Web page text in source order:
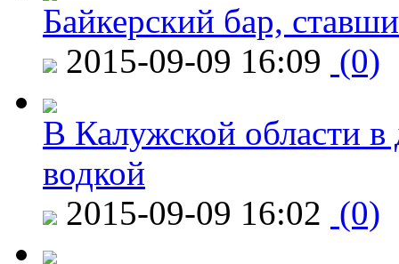
Байкерский бар,
2015-09-09 16:09 (0)
В Калужской области в
водкой
2015-09-09 16:02 (0)